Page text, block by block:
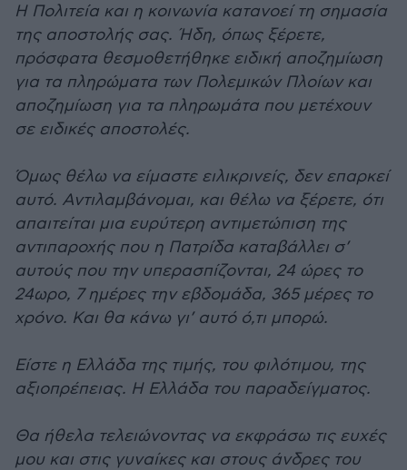
Η Πολιτεία και η κοινωνία κατανοεί τη σημασία
της αποστολής σας. Ήδη, όπως ξέρετε,
πρόσφατα θεσμοθετήθηκε ειδική αποζημίωση
για τα πληρώματα των Πολεμικών Πλοίων και
αποζημίωση για τα πληρωμάτα που μετέχουν
σε ειδικές αποστολές.
Όμως θέλω να είμαστε ειλικρινείς, δεν επαρκεί
αυτό. Αντιλαμβάνομαι, και θέλω να ξέρετε, ότι
απαιτείται μια ευρύτερη αντιμετώπιση της
αντιπαροχής που η Πατρίδα καταβάλλει σ’
αυτούς που την υπερασπίζονται, 24 ώρες το
24ωρο, 7 ημέρες την εβδομάδα, 365 μέρες το
χρόνο. Και θα κάνω γι’ αυτό ό,τι μπορώ.
Είστε η Ελλάδα της τιμής, του φιλότιμου, της
αξιοπρέπειας. Η Ελλάδα του παραδείγματος.
Θα ήθελα τελειώνοντας να εκφράσω τις ευχές
μου και στις γυναίκες και στους άνδρες του